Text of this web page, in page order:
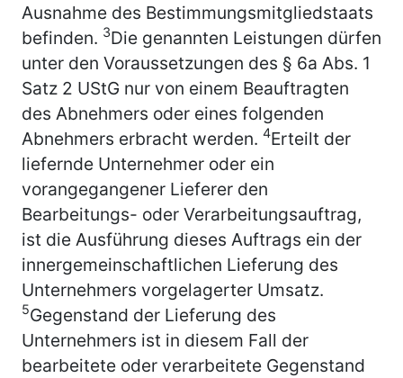
Ausnahme des Bestimmungsmitgliedstaats
befinden. 3Die genannten Leistungen dürfen
unter den Voraussetzungen des § 6a Abs. 1
Satz 2 UStG nur von einem Beauftragten
des Abnehmers oder eines folgenden
Abnehmers erbracht werden. 4Erteilt der
liefernde Unternehmer oder ein
vorangegangener Lieferer den
Bearbeitungs- oder Verarbeitungsauftrag,
ist die Ausführung dieses Auftrags ein der
innergemeinschaftlichen Lieferung des
Unternehmers vorgelagerter Umsatz.
5Gegenstand der Lieferung des
Unternehmers ist in diesem Fall der
bearbeitete oder verarbeitete Gegenstand